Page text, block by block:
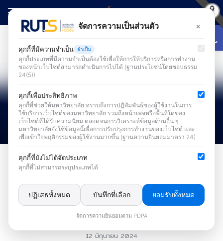
Skip
content
Search
ข่าวระบบสารสนเทศเพื่อการบริหารและการบริการ
สำนักวิทยบริการฯ เปิดตัว !! ระบบ
สารสนเทศบุคลากร ฟังก์ชันการลา
งาน
12 มิถุนายน 2024
จัดการความเป็นส่วนตัว ×
คุกกี้ที่มีความจำเป็น จำเป็น
คุกกี้ประเภทที่มีความจำเป็นต้องใช้เพื่อให้การให้บริการหรือการทำงาน
ของหน้าเว็บไซต์สามารถดำเนินการไปได้ (ฐานประโยชน์โดยชอบธรรม
24(5))
คุกกี้เพื่อประสิทธิภาพ
คุกกี้ที่ช่วยให้มหาวิทยาลัย ทราบถึงการปฏิสัมพันธ์ของผู้ใช้งานในการ
ใช้บริการเว็บไซต์ของมหาวิทยาลัย รวมถึงหน้าเพจหรือพื้นที่ใดของ
เว็บไซต์ที่ได้รับความนิยม ตลอดจนการวิเคราะห์ข้อมูลด้านอื่น ๆ
มหาวิทยาลัยยังใช้ข้อมูลนี้เพื่อการปรับปรุงการทำงานของเว็บไซต์ และ
เพื่อเข้าใจพฤติกรรมของผู้ใช้งานมากขึ้น (ฐานความยินยอมมาตรา 24)
คุกกี้ที่ยังไม่ได้จัดประเภท
คุกกี้ที่ไม่สามารถระบุประเภทได้
ปฏิเสธทั้งหมด บันทึกที่เลือก ยอมรับทั้งหมด
จัดการความยินยอมตาม PDPA